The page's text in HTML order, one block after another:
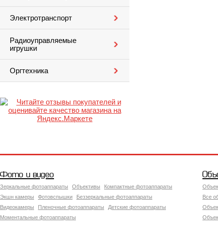
Электротранспорт
Радиоуправляемые
игрушки
Оргтехника
Фото и видео
Зеркальные фотоаппараты Объективы
Компактные фотоаппараты
Экшн камеры
Фотовспышки
Беззеркальные фотоаппараты
Видеокамеры
Пленочные фотоаппараты
Детские фотоаппараты
Моментальные фотоаппараты
Все